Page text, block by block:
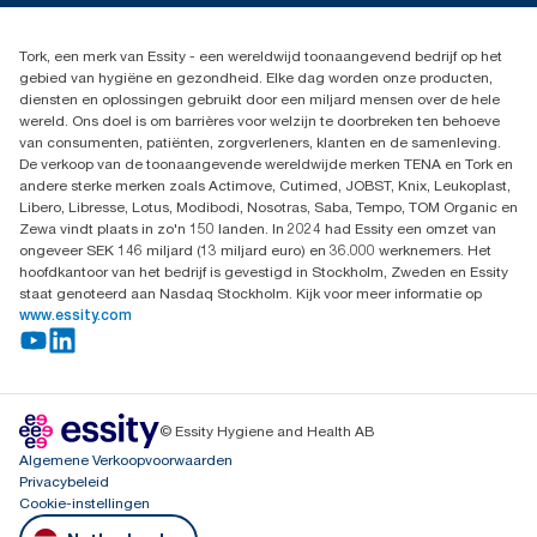
Productklacht
Dispenserklacht
030 - 698 46 66
Essity Netherlands B.V.
Arnhemse Bovenweg 120
3708 AH ZEIST
Nederland
Tork, een merk van Essity - een wereldwijd toonaangevend bedrijf op het
gebied van hygiëne en gezondheid. Elke dag worden onze producten,
diensten en oplossingen gebruikt door een miljard mensen over de hele
wereld. Ons doel is om barrières voor welzijn te doorbreken ten behoeve
van consumenten, patiënten, zorgverleners, klanten en de samenleving.
De verkoop van de toonaangevende wereldwijde merken TENA en Tork en
andere sterke merken zoals Actimove, Cutimed, JOBST, Knix, Leukoplast,
Libero, Libresse, Lotus, Modibodi, Nosotras, Saba, Tempo, TOM Organic en
Zewa vindt plaats in zo'n 150 landen. In 2024 had Essity een omzet van
ongeveer SEK 146 miljard (13 miljard euro) en 36.000 werknemers. Het
hoofdkantoor van het bedrijf is gevestigd in Stockholm, Zweden en Essity
staat genoteerd aan Nasdaq Stockholm. Kijk voor meer informatie op
www.essity.com
© Essity Hygiene and Health AB
Algemene Verkoopvoorwaarden
Privacybeleid
Cookie-instellingen